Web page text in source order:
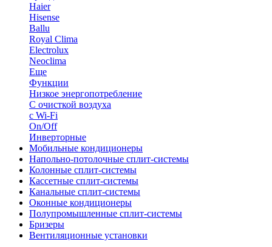
Haier
Hisense
Ballu
Royal Clima
Electrolux
Neoclima
Еще
Функции
Низкое энергопотребление
С очисткой воздуха
с Wi-Fi
On/Off
Инверторные
Мобильные кондиционеры
Напольно-потолоч​ные ​сплит-системы
Колонные ​​сплит-системы
Кассетные сплит-системы
Канальные сплит-системы
Оконные кондиционеры
Полупромышленные сплит-системы
Бризеры
Вентиляционные установки